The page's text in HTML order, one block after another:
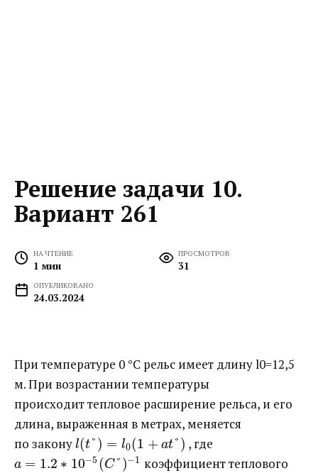
Решение задачи 10.
Вариант 261
НА ЧТЕНИЕ
1 мин
ПРОСМОТРОВ
31
ОПУБЛИКОВАНО
24.03.2024
При температуре 0 °C рельс имеет длину l0=12,5
м. При возрастании температуры
происходит тепловое расширение рельса, и его
длина, выраженная в метрах, меняется
по закону ​ l(t°) = l0(1 + at°) ​ , где ​
a = 1.2 ∗ 10−5(C°)−1 ​ коэффициент теплового